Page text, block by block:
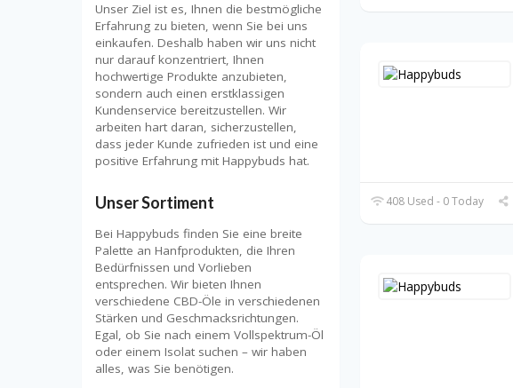
408 Used - 0 Today
Unser Ziel ist es, Ihnen die bestmögliche
Erfahrung zu bieten, wenn Sie bei uns
einkaufen. Deshalb haben wir uns nicht
nur darauf konzentriert, Ihnen
hochwertige Produkte anzubieten,
sondern auch einen erstklassigen
Kundenservice bereitzustellen. Wir
arbeiten hart daran, sicherzustellen,
dass jeder Kunde zufrieden ist und eine
positive Erfahrung mit Happybuds hat.
Unser Sortiment
Bei Happybuds finden Sie eine breite
Palette an Hanfprodukten, die Ihren
Bedürfnissen und Vorlieben
entsprechen. Wir bieten Ihnen
verschiedene CBD-Öle in verschiedenen
Stärken und Geschmacksrichtungen.
Egal, ob Sie nach einem Vollspektrum-Öl
oder einem Isolat suchen – wir haben
alles, was Sie benötigen.